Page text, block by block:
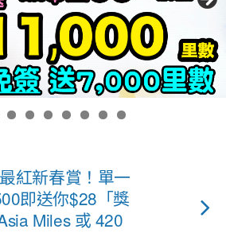
紅新春賞！單一
即送你$28「獎
Miles 或 420